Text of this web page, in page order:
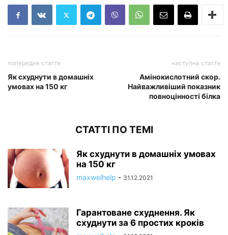
попередня стаття
Як схуднути в домашніх
умовах на 150 кг
наступна стаття
Амінокислотний скор.
Найважливіший показник
повноцінності білка
СТАТТІ ПО ТЕМІ
Як схуднути в домашніх умовах
на 150 кг
maxwelhelp - 31.12.2021
Гарантоване схуднення. Як
схуднути за 6 простих кроків